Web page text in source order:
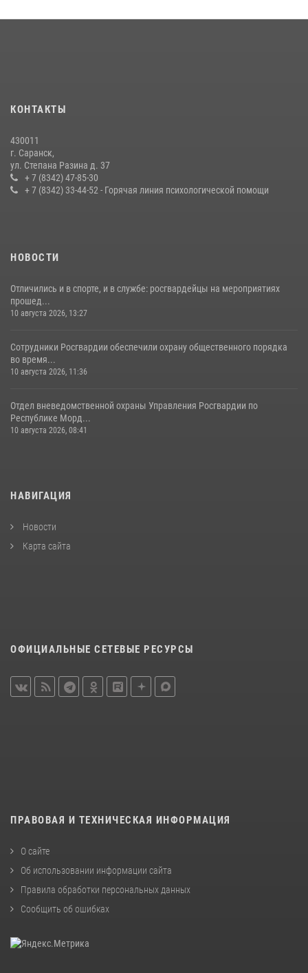
содействии сотрудников Росгвардии
Сотрудники Росгвардии обеспечили безопасность Всероссийского
конкурса профмастерства в Саранске
23 июля 2026, 11:54 4
КОНТАКТЫ
430011
г. Саранск,
ул. Степана Разина д. 37
+ 7 (8342) 47-85-30
+ 7 (8342) 33-44-52 - Горячая линия психологической помощи
НОВОСТИ
Отличились и в спорте, и в службе: росгвардейцы на мероприятиях
прошед...
10 августа 2026, 13:27
Сотрудники Росгвардии обеспечили охрану общественного порядка
во время...
10 августа 2026, 11:36
Отдел вневедомственной охраны Управления Росгвардии по
Республике Морд...
10 августа 2026, 08:41
НАВИГАЦИЯ
Новости
Карта сайта
ОФИЦИАЛЬНЫЕ СЕТЕВЫЕ РЕСУРСЫ
ПРАВОВАЯ И ТЕХНИЧЕСКАЯ ИНФОРМАЦИЯ
О сайте
Об использовании информации сайта
Правила обработки персональных данных
Сообщить об ошибках